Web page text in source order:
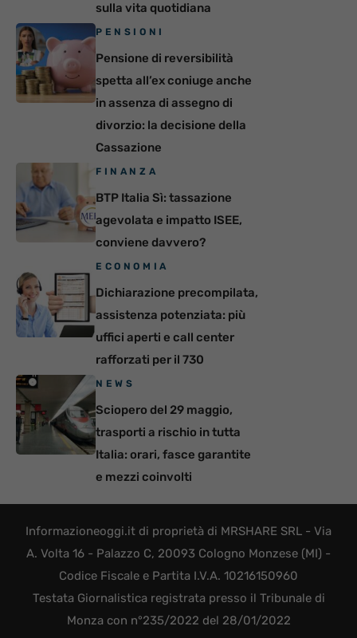
sulla vita quotidiana
PENSIONI
Pensione di reversibilità
spetta all’ex coniuge anche
in assenza di assegno di
divorzio: la decisione della
Cassazione
FINANZA
BTP Italia Sì: tassazione
agevolata e impatto ISEE,
conviene davvero?
ECONOMIA
Dichiarazione precompilata,
assistenza potenziata: più
uffici aperti e call center
rafforzati per il 730
NEWS
Sciopero del 29 maggio,
trasporti a rischio in tutta
Italia: orari, fasce garantite
e mezzi coinvolti
Informazioneoggi.it di proprietà di MRSHARE SRL - Via
A. Volta 16 - Palazzo C, 20093 Cologno Monzese (MI) -
Codice Fiscale e Partita I.V.A. 10216150960
Testata Giornalistica registrata presso il Tribunale di
Monza con n°235/2022 del 28/01/2022